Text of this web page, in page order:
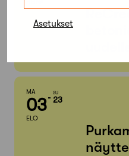
Asetukset
MA
03
ELO
SU
23